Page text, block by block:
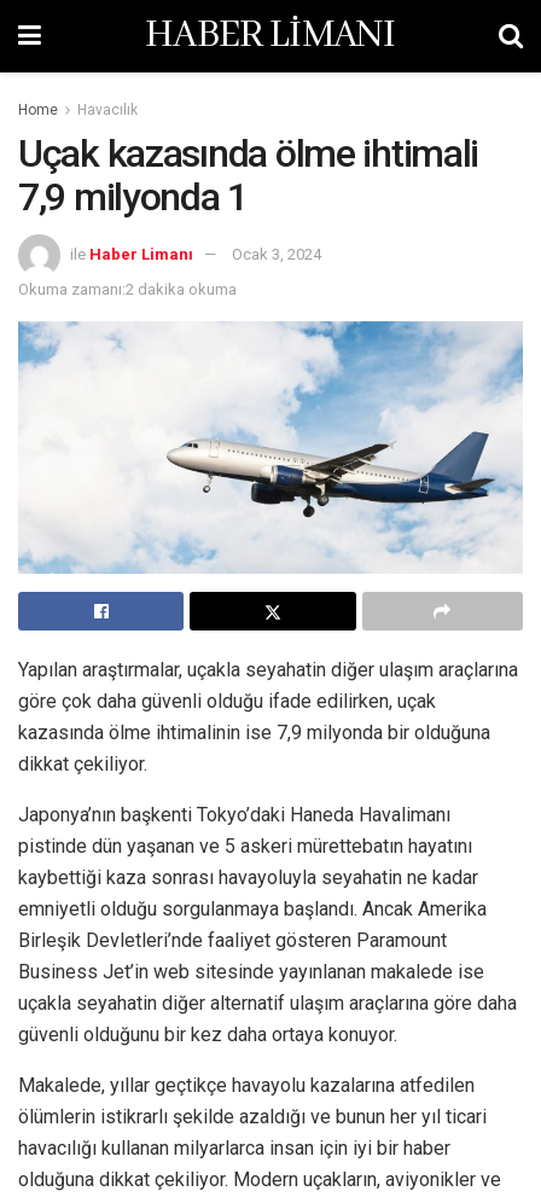
HABER LİMANI
Home Havacılık
Uçak kazasında ölme ihtimali
7,9 milyonda 1
ile Haber Limanı
Ocak 3, 2024
Okuma zamanı:2 dakika okuma
Yapılan araştırmalar, uçakla seyahatin diğer ulaşım araçlarına
göre çok daha güvenli olduğu ifade edilirken, uçak
kazasında ölme ihtimalinin ise 7,9 milyonda bir olduğuna
dikkat çekiliyor.
Japonya’nın başkenti Tokyo’daki Haneda Havalimanı
pistinde dün yaşanan ve 5 askeri mürettebatın hayatını
kaybettiği kaza sonrası havayoluyla seyahatin ne kadar
emniyetli olduğu sorgulanmaya başlandı. Ancak Amerika
Birleşik Devletleri’nde faaliyet gösteren Paramount
Business Jet’in web sitesinde yayınlanan makalede ise
uçakla seyahatin diğer alternatif ulaşım araçlarına göre daha
güvenli olduğunu bir kez daha ortaya konuyor.
Makalede, yıllar geçtikçe havayolu kazalarına atfedilen
ölümlerin istikrarlı şekilde azaldığı ve bunun her yıl ticari
havacılığı kullanan milyarlarca insan için iyi bir haber
olduğuna dikkat çekiliyor. Modern uçakların, aviyonikler ve